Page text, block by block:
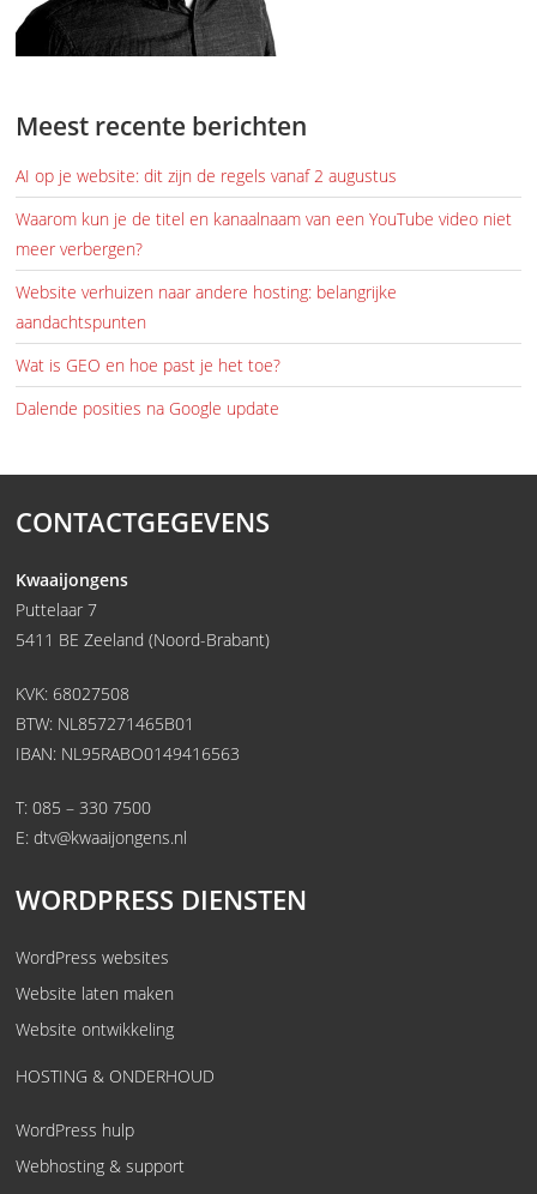
Meest recente berichten
AI op je website: dit zijn de regels vanaf 2 augustus
Waarom kun je de titel en kanaalnaam van een YouTube video niet
meer verbergen?
Website verhuizen naar andere hosting: belangrijke
aandachtspunten
Wat is GEO en hoe past je het toe?
Dalende posities na Google update
CONTACTGEGEVENS
Kwaaijongens
Puttelaar 7
5411 BE Zeeland (Noord-Brabant)
KVK: 68027508
BTW: NL857271465B01
IBAN: NL95RABO0149416563
T:085 – 330 7500
E:dtv@kwaaijongens.nl
WORDPRESS DIENSTEN
WordPress websites
Website laten maken
Website ontwikkeling
HOSTING & ONDERHOUD
WordPress hulp
Webhosting & support